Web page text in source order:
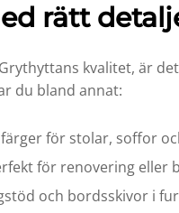
rätt
kvalitet, är
du bland annat:
för stolar, soffor
för renovering eller
och bordsskivor i